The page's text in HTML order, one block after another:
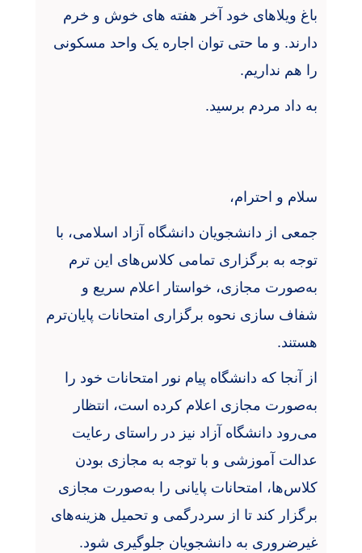
باغ ویلاهای خود آخر هفته های خوش و خرم
دارند. و ما حتی توان اجاره یک واحد مسکونی
را هم نداریم.
به داد مردم برسید.
سلام و احترام،
جمعی از دانشجویان دانشگاه آزاد اسلامی، با
توجه به برگزاری تمامی کلاس‌های این ترم
به‌صورت مجازی، خواستار اعلام سریع و
شفاف سازی نحوه برگزاری امتحانات پایان‌ترم
هستند.
از آنجا که دانشگاه پیام نور امتحانات خود را
به‌صورت مجازی اعلام کرده است، انتظار
می‌رود دانشگاه آزاد نیز در راستای رعایت
عدالت آموزشی و با توجه به مجازی بودن
کلاس‌ها، امتحانات پایانی را به‌صورت مجازی
برگزار کند تا از سردرگمی و تحمیل هزینه‌های
غیرضروری به دانشجویان جلوگیری شود.